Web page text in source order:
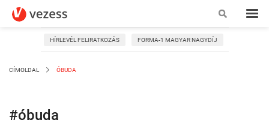
HÍRLEVÉL FELIRATKOZÁS FORMA-1 MAGYAR NAGYDÍJ
CÍMOLDAL ÓBUDA
#óbuda